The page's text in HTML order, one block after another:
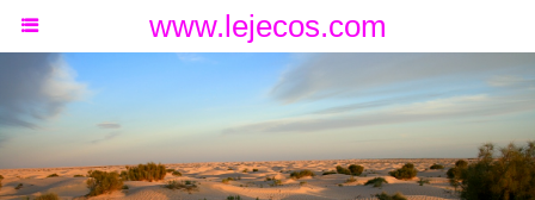
www.lejecos.com